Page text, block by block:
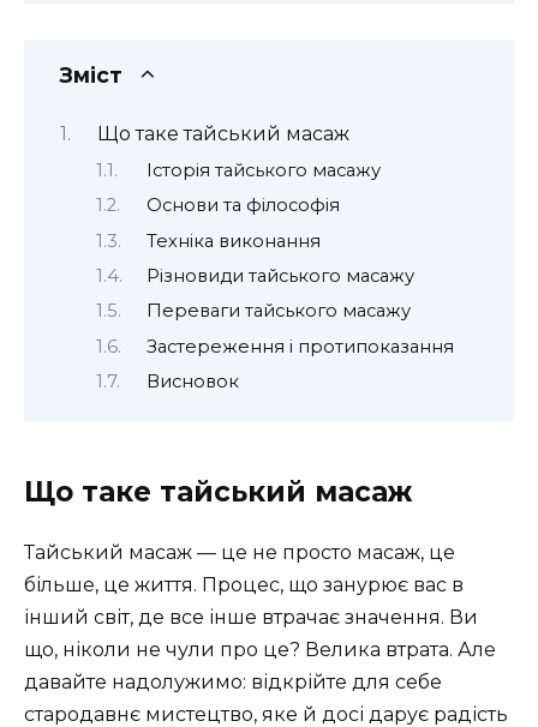
Зміст
Що таке тайський масаж
Історія тайського масажу
Основи та філософія
Техніка виконання
Різновиди тайського масажу
Переваги тайського масажу
Застереження і протипоказання
Висновок
Що таке тайський масаж
Тайський масаж — це не просто масаж, це
більше, це життя. Процес, що занурює вас в
інший світ, де все інше втрачає значення. Ви
що, ніколи не чули про це? Велика втрата. Але
давайте надолужимо: відкрійте для себе
стародавнє мистецтво, яке й досі дарує радість